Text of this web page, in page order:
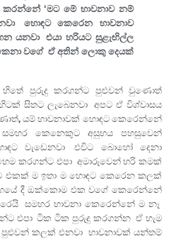
‘මට මේ භාවනාව නම්
හොඳට කෙරෙන භාවනාව
යනවා. එයා හරියට සුළැඟිල්ල
කෙනා වගේ. ඒ අතින් ලොකු දෙයක්
හිතේ පුරුදු කරගන්ට පුළුවන් වුණොත්
සිතට ලැබෙනවා. අපට ඒ විශ්වාසය
යම් භාවනාවක් හොඳට කෙරෙන්නේ
කෙනෙකුට අසුභය පහසුවෙන්
වැඩෙනවා. එවිට බොහෝ දෙනා
කරගන්ට එපා. අමාරුවෙන් හරි කමක්
එකක් ම ඉතා ම හොඳට කෙරෙන කලක්
දී ඔක්කොම එක වගේ කෙරෙන්නේ
සමහර භාවනා කෙරෙන්නේ ම නෑ.
එපා. ටික ටික පුරුදු කරගන්න. ඒ හැම
කලක් එනවා. භාවනාවක් යන්තම්